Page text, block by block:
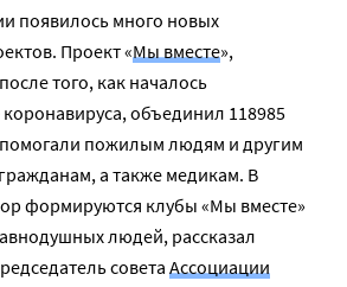
появилось много новых
Проект «Мы вместе»,
того, как началось
объединил 118985
пожилым людям и другим
а также медикам. В
формируются клубы «Мы вместе»
людей, рассказал
совета Ассоциации